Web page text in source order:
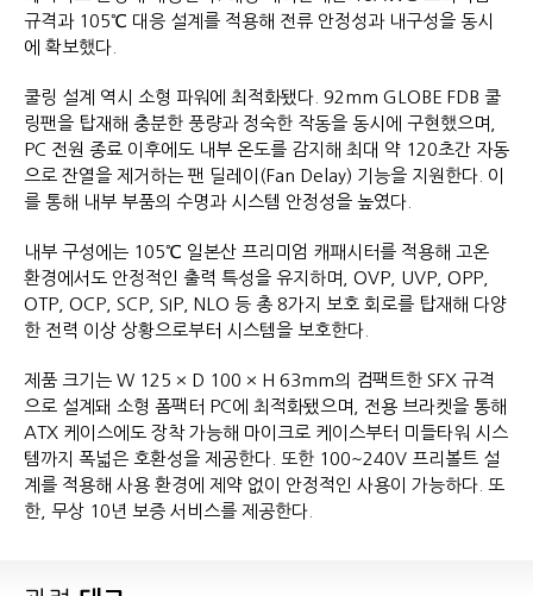
규격과 105℃ 대응 설계를 적용해 전류 안정성과 내구성을 동시
에 확보했다.
쿨링 설계 역시 소형 파워에 최적화됐다. 92mm GLOBE FDB 쿨
링팬을 탑재해 충분한 풍량과 정숙한 작동을 동시에 구현했으며,
PC 전원 종료 이후에도 내부 온도를 감지해 최대 약 120초간 자동
으로 잔열을 제거하는 팬 딜레이(Fan Delay) 기능을 지원한다. 이
를 통해 내부 부품의 수명과 시스템 안정성을 높였다.
내부 구성에는 105℃ 일본산 프리미엄 캐패시터를 적용해 고온
환경에서도 안정적인 출력 특성을 유지하며, OVP, UVP, OPP,
OTP, OCP, SCP, SIP, NLO 등 총 8가지 보호 회로를 탑재해 다양
한 전력 이상 상황으로부터 시스템을 보호한다.
제품 크기는 W 125 × D 100 × H 63mm의 컴팩트한 SFX 규격
으로 설계돼 소형 폼팩터 PC에 최적화됐으며, 전용 브라켓을 통해
ATX 케이스에도 장착 가능해 마이크로 케이스부터 미들타워 시스
템까지 폭넓은 호환성을 제공한다. 또한 100~240V 프리볼트 설
계를 적용해 사용 환경에 제약 없이 안정적인 사용이 가능하다. 또
한, 무상 10년 보증 서비스를 제공한다.